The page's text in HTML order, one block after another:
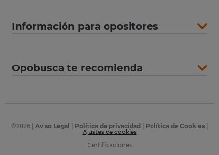
Información para opositores
Opobusca te recomienda
©2026| Aviso Legal Política de privacidad Política de Cookies|
Ajustes de cookies
Certificaciones